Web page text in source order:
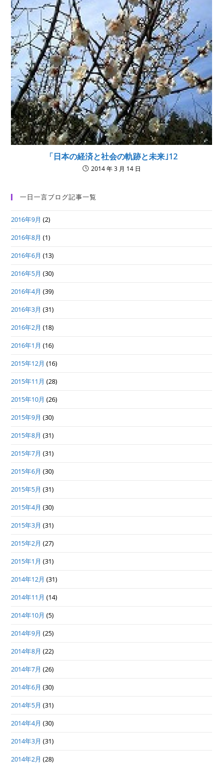
「日本の経済と社会の軌跡と未来｣12
2014 年 3 月 14 日
一日一言ブログ記事一覧
2016年9月 (2)
2016年8月 (1)
2016年6月 (13)
2016年5月 (30)
2016年4月 (39)
2016年3月 (31)
2016年2月 (18)
2016年1月 (16)
2015年12月 (16)
2015年11月 (28)
2015年10月 (26)
2015年9月 (30)
2015年8月 (31)
2015年7月 (31)
2015年6月 (30)
2015年5月 (31)
2015年4月 (30)
2015年3月 (31)
2015年2月 (27)
2015年1月 (31)
2014年12月 (31)
2014年11月 (14)
2014年10月 (5)
2014年9月 (25)
2014年8月 (22)
2014年7月 (26)
2014年6月 (30)
2014年5月 (31)
2014年4月 (30)
2014年3月 (31)
2014年2月 (28)